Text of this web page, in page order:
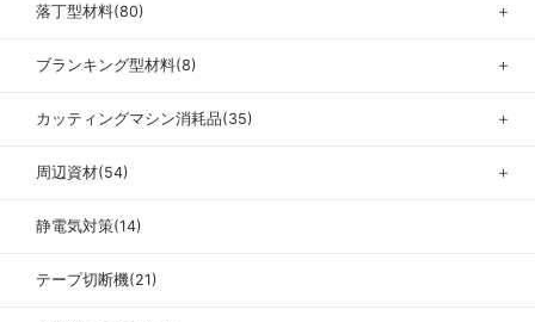
落丁型材料(80) ＋
ブランキング型材料(8) ＋
カッティングマシン消耗品(35) ＋
周辺資材(54) ＋
静電気対策(14)
テープ切断機(21)